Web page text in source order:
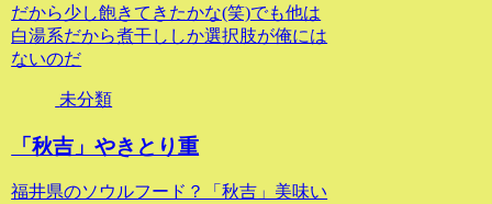
だから少し飽きてきたかな(笑)でも他は
白湯系だから煮干ししか選択肢が俺には
ないのだ
未分類
「秋吉」やきとり重
福井県のソウルフード？「秋吉」美味い